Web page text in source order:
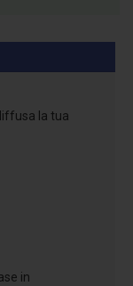
la tua
in